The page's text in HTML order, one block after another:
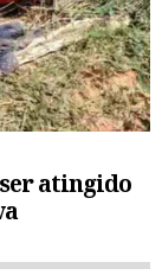
atingido